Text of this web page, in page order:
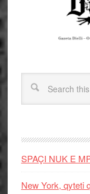
SPAÇI NUK E
New York, qyteti